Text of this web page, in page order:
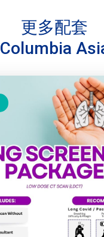
更多配套
Columbia